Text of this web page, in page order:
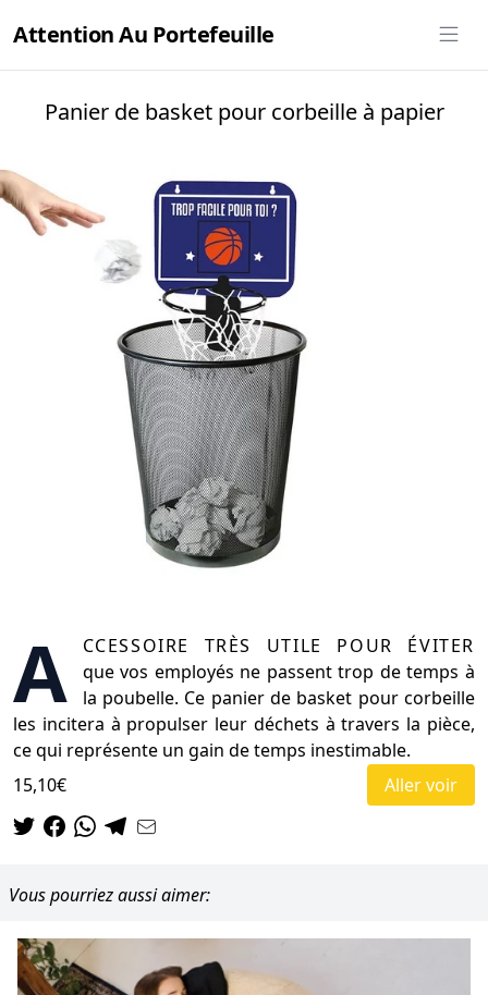
Attention Au Portefeuille
Panier de basket pour corbeille à papier
A
ccessoire très utile pour éviter
que vos employés ne passent trop de temps à
la poubelle. Ce panier de basket pour corbeille
les incitera à propulser leur déchets à travers la pièce,
ce qui représente un gain de temps inestimable.
15,10€
Aller voir
Vous pourriez aussi aimer: